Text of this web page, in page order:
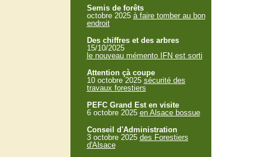
Semis de forêts
octobre 2025 à faire tomber au bon
endroit
Des chiffres et des arbres
15/10/2025
le nouveau mémento IFN est sorti
Attention çà coupe
10 octobre 2025 sécurité des
travaux forestiers
PEFC Grand Est en visite
6 octobre 2025 en Alsace bossue
Conseil d'Administration
3 octobre 2025 des Forestiers
d'Alsace